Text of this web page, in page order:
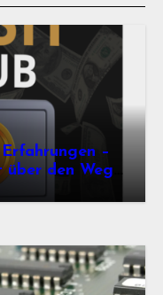
–
über den Weg